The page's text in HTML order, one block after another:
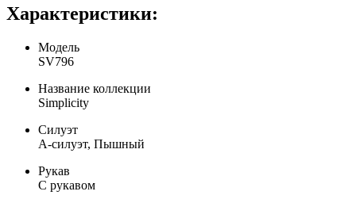
Характеристики:
Модель
SV796
Название коллекции
Simplicity
Силуэт
А-силуэт, Пышный
Рукав
С рукавом